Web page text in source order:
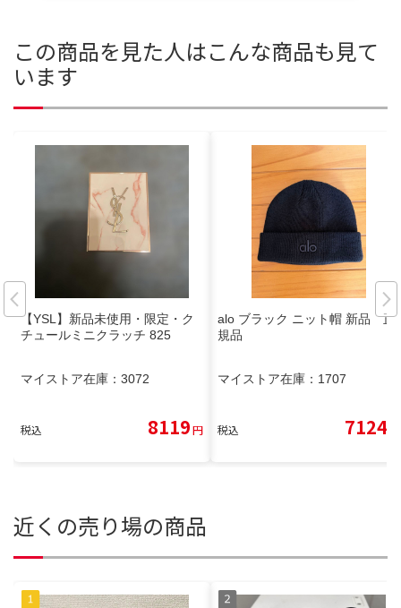
この商品を見た人はこんな商品も見て
います
【YSL】新品未使用・限定・ク
チュールミニクラッチ 825
マイストア在庫： 3072
税込 8119円
alo ブラック ニット帽 新品 正
規品
マイストア在庫： 1707
税込 7124
近くの売り場の商品